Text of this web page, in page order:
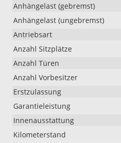
Anhängelast (gebremst)
Anhängelast (ungebremst)
Antriebsart
Anzahl Sitzplätze
Anzahl Türen
Anzahl Vorbesitzer
Erstzulassung
Garantieleistung
Innenausstattung
Kilometerstand